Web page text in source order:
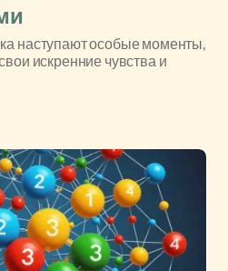
наступают особые моменты,
искренние чувства и